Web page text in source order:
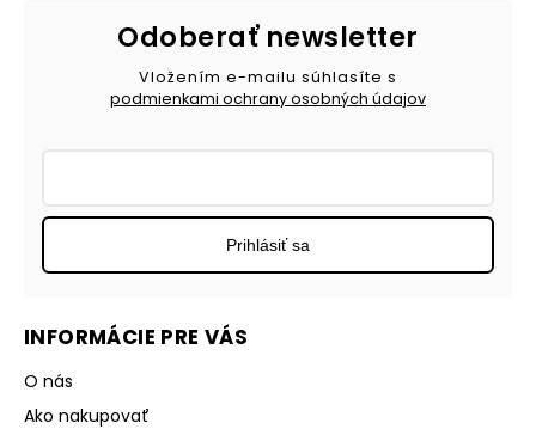
INFORMÁCIE PRE VÁS
O nás
Ako nakupovať
Odoberať newsletter
Vložením e-mailu súhlasíte s
podmienkami ochrany osobných údajov
Prihlásiť sa